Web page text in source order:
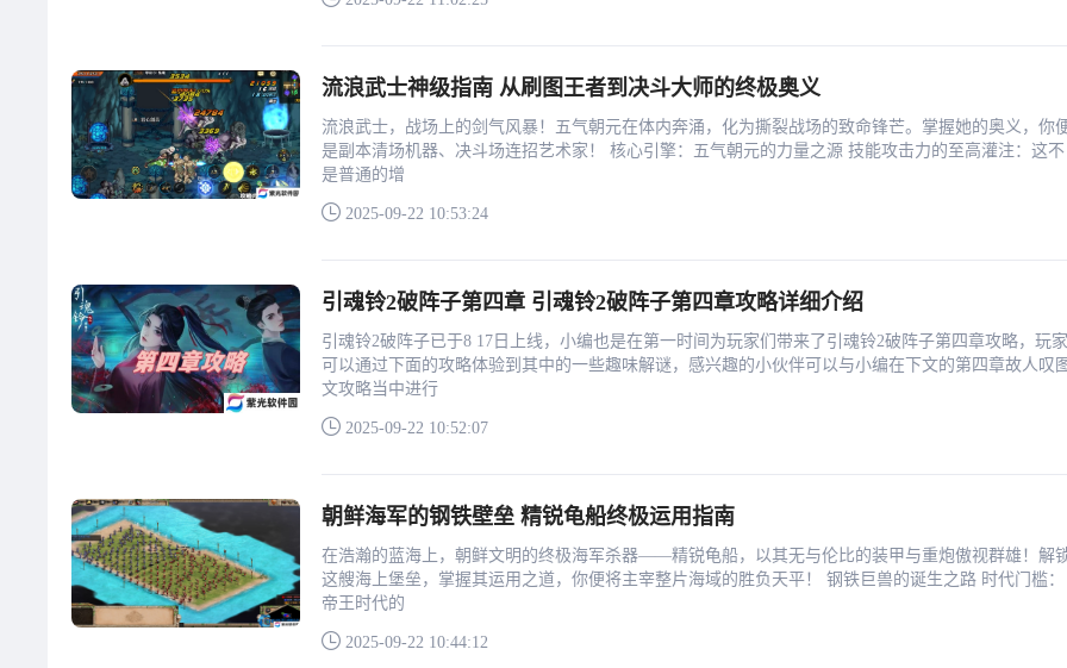
流浪武士神级指南 从刷图王者到决斗大师的终极奥义
流浪武士，战场上的剑气风暴！五气朝元在体内奔涌，化为撕裂战场的致命锋芒。掌握她的奥义，你
是副本清场机器、决斗场连招艺术家！ 核心引擎：五气朝元的力量之源 技能攻击力的至高灌注：这不
是普通的增
2025-09-22 10:53:24
引魂铃2破阵子第四章 引魂铃2破阵子第四章攻略详细介绍
引魂铃2破阵子已于8 17日上线，小编也是在第一时间为玩家们带来了引魂铃2破阵子第四章攻略，玩家
可以通过下面的攻略体验到其中的一些趣味解谜，感兴趣的小伙伴可以与小编在下文的第四章故人叹
文攻略当中进行
2025-09-22 10:52:07
朝鲜海军的钢铁壁垒 精锐龟船终极运用指南
在浩瀚的蓝海上，朝鲜文明的终极海军杀器——精锐龟船，以其无与伦比的装甲与重炮傲视群雄！解
这艘海上堡垒，掌握其运用之道，你便将主宰整片海域的胜负天平！ 钢铁巨兽的诞生之路 时代门槛：
帝王时代的
2025-09-22 10:44:12